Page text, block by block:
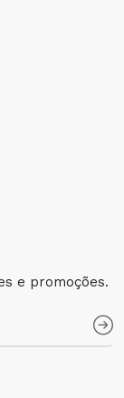
e promoções.